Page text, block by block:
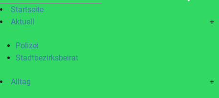
nach:Startseite
Aktuell
+
Polizei
Stadtbezirksbeirat
Alltag +